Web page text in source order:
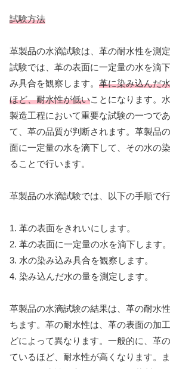
試験方法
革製品の水滴試験は、革の耐水性を測
試験では、革の表面に一定量の水を滴
み具合を観察します。 革に染み込んだ
ほど、耐水性が低いことになります。
製造工程において重要な試験の一つで
て、革の品質が判断されます。革製品
面に一定量の水を滴下して、その水の
ることで行います。
革製品の水滴試験では、以下の手順で行
1. 革の表面をきれいにします。
2. 革の表面に一定量の水を滴下します。
3. 水の染み込み具合を観察します。
4. 染み込んだ水の量を測定します。
革製品の水滴試験の結果は、革の耐水
ちます。革の耐水性は、革の表面の加
どによって異なります。一般的に、革
ているほど、耐水性が高くなります。